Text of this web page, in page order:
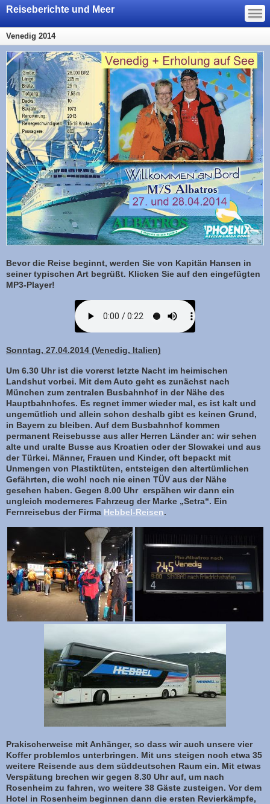
Reiseberichte und Meer —
—
—
Venedig 2014
Bevor die Reise beginnt, werden Sie von Kapitän Hansen in
seiner typischen Art begrüßt. Klicken Sie auf den eingefügten
MP3-Player!
Sonntag, 27.04.2014 (Venedig, Italien)
Um 6.30 Uhr ist die vorerst letzte Nacht im heimischen
Landshut vorbei. Mit dem Auto geht es zunächst nach
München zum zentralen Busbahnhof in der Nähe des
Hauptbahnhofes. Es regnet immer wieder mal, es ist kalt und
ungemütlich und allein schon deshalb gibt es keinen Grund,
in Bayern zu bleiben. Auf dem Busbahnhof kommen
permanent Reisebusse aus aller Herren Länder an: wir sehen
alte und uralte Busse aus Kroatien oder der Slowakei und aus
der Türkei. Männer, Frauen und Kinder, oft bepackt mit
Unmengen von Plastiktüten, entsteigen den altertümlichen
Gefährten, die wohl noch nie einen TÜV aus der Nähe
gesehen haben. Gegen 8.00 Uhr erspähen wir dann ein
ungleich moderneres Fahrzeug der Marke „Setra“. Ein
Fernreisebus der Firma Hebbel-Reisen.
Prakischerweise mit Anhänger, so dass wir auch unsere vier
Koffer problemlos unterbringen. Mit uns steigen noch etwa 35
weitere Reisende aus dem süddeutschen Raum ein. Mit etwas
Verspätung brechen wir gegen 8.30 Uhr auf, um nach
Rosenheim zu fahren, wo weitere 38 Gäste zusteigen. Vor dem
Hotel in Rosenheim beginnen dann die ersten Revierkämpfe,